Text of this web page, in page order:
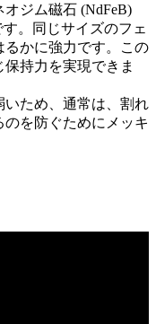
ジム磁石 (NdFeB)
。同じサイズのフェ
かに強力です。この
持力を実現できま
ため、通常は、割れ
を防ぐためにメッキ